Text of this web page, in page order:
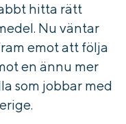
hitta rätt
Nu väntar
emot att följa
en ännu mer
som jobbar med